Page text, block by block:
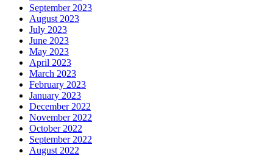
September 2023
August 2023
July 2023
June 2023
May 2023
April 2023
March 2023
February 2023
January 2023
December 2022
November 2022
October 2022
September 2022
August 2022